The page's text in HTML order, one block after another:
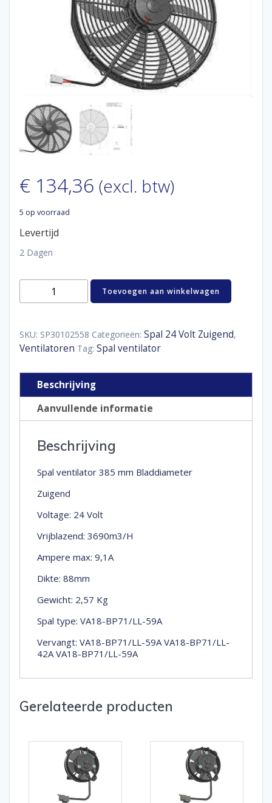
€ 134,36 (excl. btw)
5 op voorraad
Levertijd
2 Dagen
Spal
ventilator
aantal
Toevoegen aan winkelwagen
SKU: SP30102558 Categorieën: Spal 24 Volt Zuigend,
Ventilatoren Tag: Spal ventilator
Beschrijving
Aanvullende informatie
Beschrijving
Spal ventilator 385 mm Bladdiameter
Zuigend
Voltage: 24 Volt
Vrijblazend: 3690m3/H
Ampere max: 9,1A
Dikte: 88mm
Gewicht: 2,57 Kg
Spal type: VA18-BP71/LL-59A
Vervangt: VA18-BP71/LL-59A VA18-BP71/LL-
42A VA18-BP71/LL-59A
Gerelateerde producten